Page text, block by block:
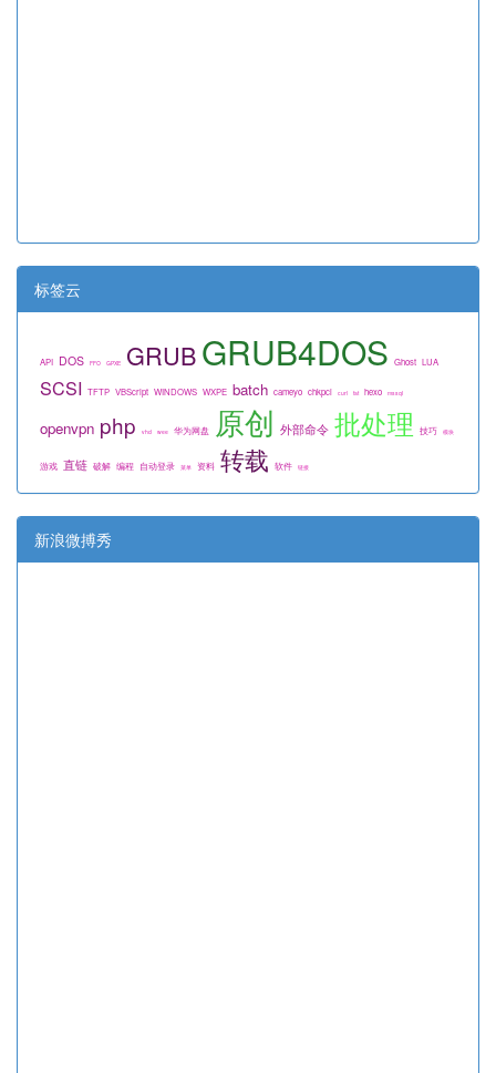
标签云
API DOS FFO GPXE GRUBGRUB4DOS Ghost LUA
SCSI TFTP VBScript WINDOWS WXPE batch cameyo chkpci curl fat hexo mssql
openvpn php vhd wee 华为网盘 原创 外部命令 批处理 技巧 模块
游戏 直链 破解 编程 自动登录 菜单 资料 转载 软件 链接
新浪微搏秀